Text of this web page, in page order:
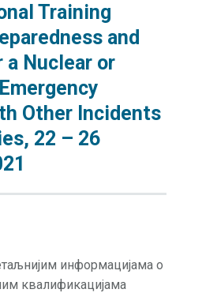
Training
and
a Nuclear or
Other Incidents
22 – 26
информацијама о
квалификацијама